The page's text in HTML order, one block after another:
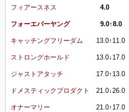
フィアースネス 4.0
フォーエバーヤング 9.0↑8.0
キャッチングフリーダム 13.0↑11.0
ストロングホールド 13.0↓17.0
ジャストアタッチ 17.0↑13.0
ドメスティックプロダクト 21.0↓26.0
オナーマリー 21.0↑17.0